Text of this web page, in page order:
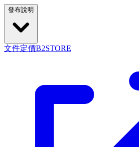
發布說明
文件定價B2STORE